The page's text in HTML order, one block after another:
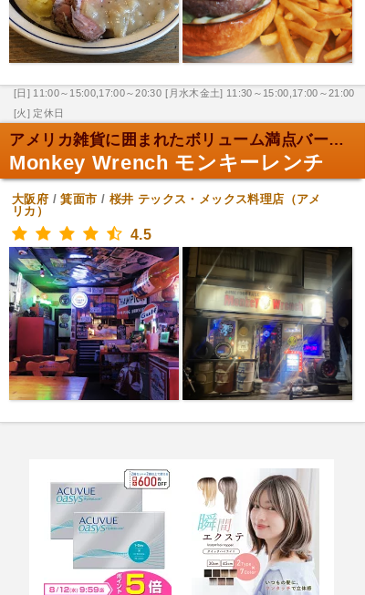
[日] 11:00～15:00,17:00～20:30 [月水木金土] 11:30～15:00,17:00～21:00
[火] 定休日
アメリカ雑貨に囲まれたボリューム満点バーガー！
Monkey Wrench モンキーレンチ
大阪府 /箕面市 / 桜井 テックス・メックス料理店（アメ
リカ）
4.5